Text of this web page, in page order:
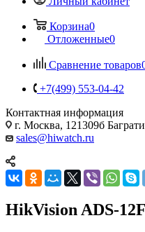
Корзина0
Отложенные0
Сравнение товаров
+7(499) 553-04-42
Контактная информация
г. Москва, 121309б
sales@hiwatch.ru
HikVision ADS-